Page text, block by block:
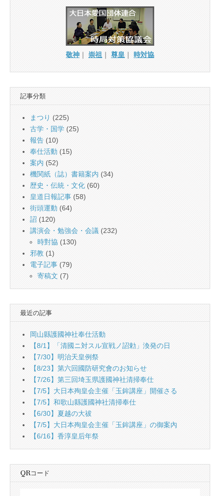
敬神 ｜ 崇祖 ｜ 尊皇 ｜ 時対協
記事分類
まつり (225)
古学・国学 (25)
報告 (10)
奉仕活動 (15)
案内 (52)
機関紙（誌）書籍案内 (34)
歴史・伝統・文化 (60)
皇道日報記事 (58)
街頭運動 (64)
詔 (120)
講演会・勉強会・会議 (232)
時對協 (130)
邪教 (1)
電子記事 (79)
寄稿文 (7)
最近の記事
岡山縣護國神社奉仕活動
【8/1】「清國ニ対スル宣戦ノ詔勅」渙発の日
【7/30】明治天皇例祭
【8/23】第六回國防研究會のお知らせ
【7/26】第三回埼玉県護國神社清掃奉仕
【7/5】大日本殉皇会主催「玉鉾講座」開催さる
【7/5】和歌山縣護國神社清掃奉仕
【6/30】夏越の大祓
【7/5】大日本殉皇会主催「玉鉾講座」の御案內
【6/16】香淳皇后年祭
QRコード